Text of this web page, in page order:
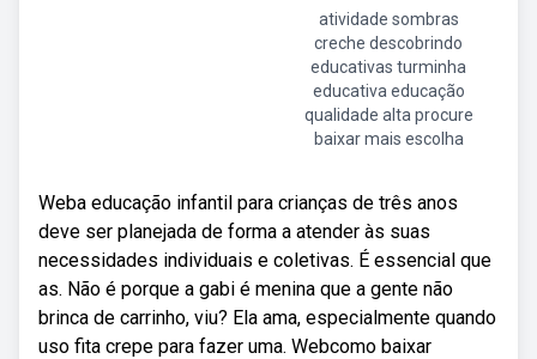
atividade sombras
creche descobrindo
educativas turminha
educativa educação
qualidade alta procure
baixar mais escolha
Weba educação infantil para crianças de três anos
deve ser planejada de forma a atender às suas
necessidades individuais e coletivas. É essencial que
as. Não é porque a gabi é menina que a gente não
brinca de carrinho, viu? Ela ama, especialmente quando
uso fita crepe para fazer uma. Webcomo baixar